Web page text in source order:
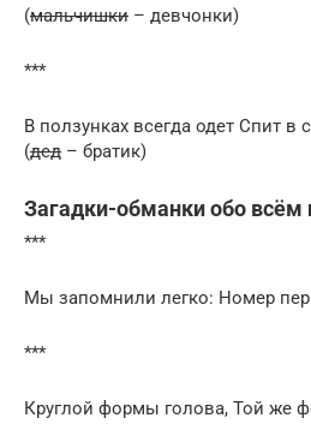
(мальчишки – девчонки)
***
В ползунках всегда одет Спит в
(дед – братик)
Загадки-обманки обо всём
***
Мы запомнили легко: Номер
***
Круглой формы голова, Той же